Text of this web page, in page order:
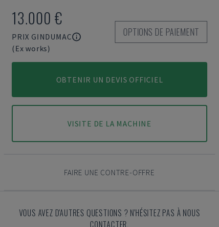
13.000 €
PRIX GINDUMAC
(Ex works)
OPTIONS DE PAIEMENT
OBTENIR UN DEVIS OFFICIEL
VISITE DE LA MACHINE
FAIRE UNE CONTRE-OFFRE
VOUS AVEZ D'AUTRES QUESTIONS ? N'HÉSITEZ PAS À NOUS
CONTACTER.